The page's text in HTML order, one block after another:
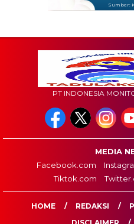
Sumber:
PT INDONESIA
MEDIA
Facebook.com
Tiktok.com
HOME REDAKSI